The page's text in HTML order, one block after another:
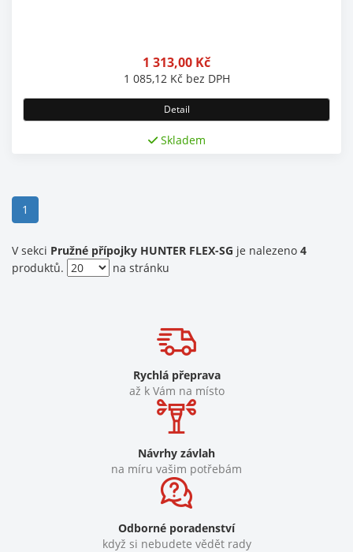
1 313,00 Kč
1 085,12 Kč bez DPH
Detail
Skladem
1
V sekci Pružné přípojky HUNTER FLEX-SG je nalezeno 4
produktů.
na stránku
Rychlá přeprava
až k Vám na místo
Návrhy závlah
na míru vašim potřebám
Odborné poradenství
když si nebudete vědět rady